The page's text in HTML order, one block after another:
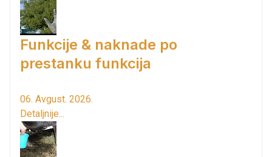
Funkcije & naknade po
prestanku funkcija
06. Avgust. 2026.
Detaljnije...